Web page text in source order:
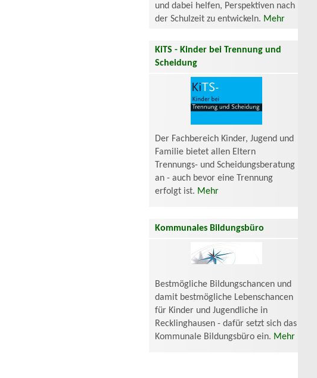
und dabei helfen, Perspektiven nach
der Schulzeit zu entwickeln. Mehr
KiTS - Kinder bei Trennung und
Scheidung
Der Fachbereich Kinder, Jugend und
Familie bietet allen Eltern
Trennungs- und Scheidungsberatung
an - auch bevor eine Trennung
erfolgt ist. Mehr
Kommunales Bildungsbüro
Bestmögliche Bildungschancen und
damit bestmögliche Lebenschancen
für Kinder und Jugendliche in
Recklinghausen - dafür setzt sich das
Kommunale Bildungsbüro ein. Mehr